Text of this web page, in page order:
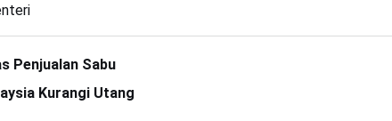
Penjualan Sabu
Kurangi Utang